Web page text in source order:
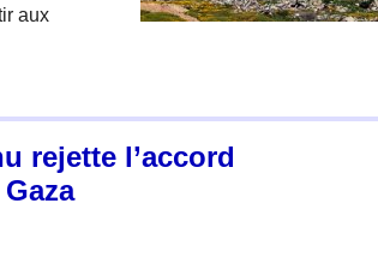
aux
rejette l’accord